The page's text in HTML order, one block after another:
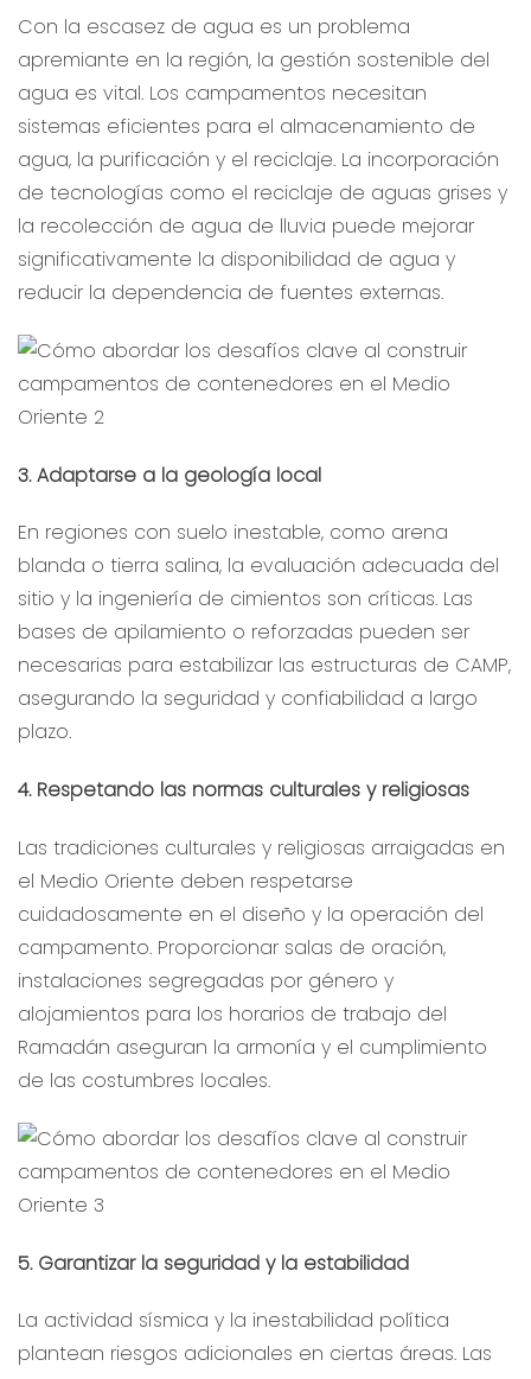
Con la escasez de agua es un problema
apremiante en la región, la gestión sostenible del
agua es vital. Los campamentos necesitan
sistemas eficientes para el almacenamiento de
agua, la purificación y el reciclaje. La incorporación
de tecnologías como el reciclaje de aguas grises y
la recolección de agua de lluvia puede mejorar
significativamente la disponibilidad de agua y
reducir la dependencia de fuentes externas.
3. Adaptarse a la geología local
En regiones con suelo inestable, como arena
blanda o tierra salina, la evaluación adecuada del
sitio y la ingeniería de cimientos son críticas. Las
bases de apilamiento o reforzadas pueden ser
necesarias para estabilizar las estructuras de CAMP,
asegurando la seguridad y confiabilidad a largo
plazo.
4. Respetando las normas culturales y religiosas
Las tradiciones culturales y religiosas arraigadas en
el Medio Oriente deben respetarse
cuidadosamente en el diseño y la operación del
campamento. Proporcionar salas de oración,
instalaciones segregadas por género y
alojamientos para los horarios de trabajo del
Ramadán aseguran la armonía y el cumplimiento
de las costumbres locales.
5. Garantizar la seguridad y la estabilidad
La actividad sísmica y la inestabilidad política
plantean riesgos adicionales en ciertas áreas. Las